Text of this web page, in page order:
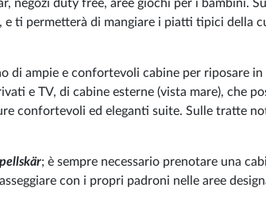
negozi duty free, aree giochi per i bambini.
ti permetterà di mangiare i piatti tipici della
di ampie e confortevoli cabine per riposare
e TV, di cabine esterne (vista mare), che
confortevoli ed eleganti suite. Sulle tratte
; è sempre necessario prenotare una
con i propri padroni nelle aree